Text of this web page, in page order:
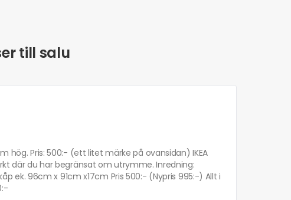
till salu
hög. Pris: 500:- (ett litet märke på ovansidan) IKEA
där du har begränsat om utrymme. Inredning:
ek. 96cm x 91cm x17cm Pris 500:- (Nypris 995:-) Allt i